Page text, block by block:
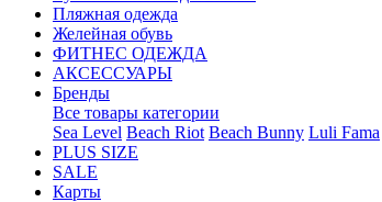
Пляжная одежда
Желейная обувь
ФИТНЕС ОДЕЖДА
АКСЕССУАРЫ
Бренды
Все товары категории
Sea Level Beach Riot Beach Bunny Luli Fama
PLUS SIZE
SALE
Карты